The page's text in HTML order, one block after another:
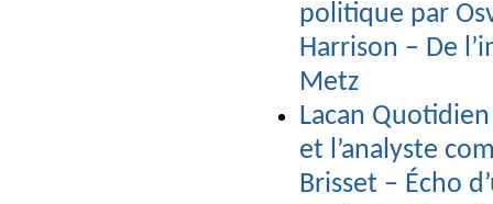
politique par
Harrison – De
Metz
Lacan
et l’analyste
Brisset – Écho